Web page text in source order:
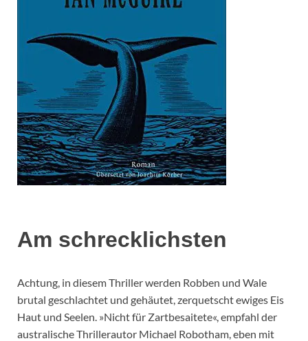
Am schrecklichsten
Achtung, in diesem Thriller werden Robben und Wale
brutal geschlachtet und gehäutet, zerquetscht ewiges Eis
Haut und Seelen. »Nicht für Zartbesaitete«, empfahl der
australische Thrillerautor Michael Robotham, eben mit